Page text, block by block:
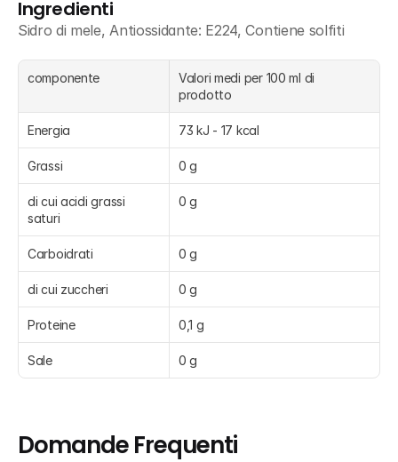
Ingredienti
Sidro di mele, Antiossidante: E224, Contiene solfiti
componente
Valori medi per 100 ml di
prodotto
Energia 73 kJ - 17 kcal
Grassi 0 g
di cui acidi grassi
saturi
0 g
Carboidrati 0 g
di cui zuccheri 0 g
Proteine 0,1 g
Sale 0 g
Domande Frequenti